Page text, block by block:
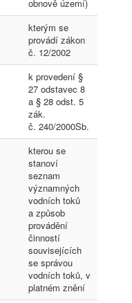
obnově území)
kterým se
provádí zákon
č. 12/2002
k provedení §
27 odstavec 8
a § 28 odst. 5
zák.
č. 240/2000Sb.
kterou se
stanoví
seznam
významných
vodních toků
a způsob
provádění
činností
souvisejících
se správou
vodních toků, v
platném znění